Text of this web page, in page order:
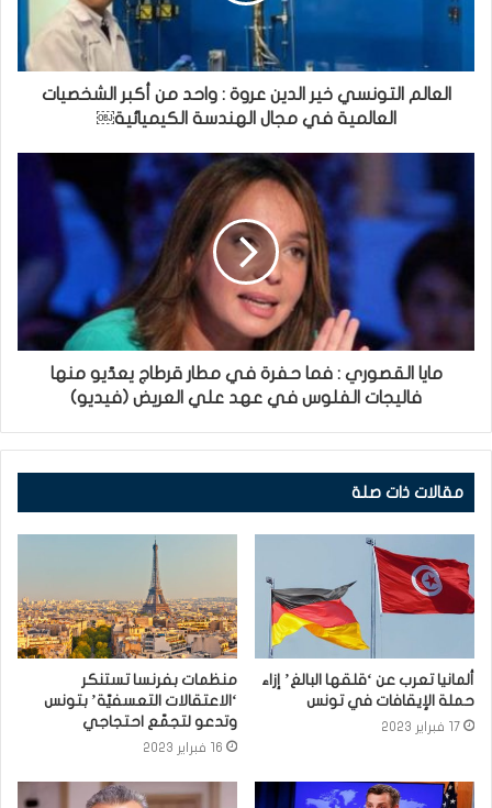
العالم التونسي خير الدين عروة : واحد من أكبر الشخصيات
العالمية في مجال الهندسة الكيميائية￼
مايا القصوري : فما حفرة في مطار قرطاج يعدّيو منها
فاليجات الفلوس في عهد علي العريض (فيديو)
مقالات ذات صلة
ألمانيا تعرب عن ‘قلقها البالغ’ إزاء
حملة الإيقافات في تونس
17 فبراير 2023
منظمات بفرنسا تستنكر
‘الاعتقالات التعسفيّة’ بتونس
وتدعو لتجمّع احتجاجي
16 فبراير 2023